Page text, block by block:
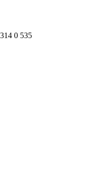
0 535